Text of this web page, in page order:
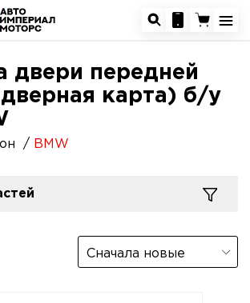
двери передней
карта) б/у
BMW
Сначала новые